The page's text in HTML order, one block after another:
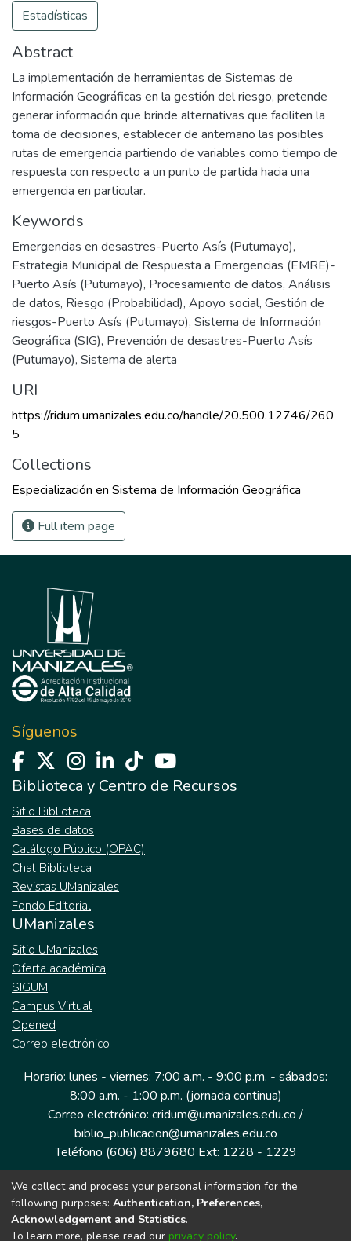
Estadísticas
Abstract
La implementación de herramientas de Sistemas de
Información Geográficas en la gestión del riesgo, pretende
generar información que brinde alternativas que faciliten la
toma de decisiones, establecer de antemano las posibles
rutas de emergencia partiendo de variables como tiempo de
respuesta con respecto a un punto de partida hacia una
emergencia en particular.
Keywords
Emergencias en desastres-Puerto Asís (Putumayo),
Estrategia Municipal de Respuesta a Emergencias (EMRE)-
Puerto Asís (Putumayo), Procesamiento de datos, Análisis
de datos, Riesgo (Probabilidad), Apoyo social, Gestión de
riesgos-Puerto Asís (Putumayo), Sistema de Información
Geográfica (SIG), Prevención de desastres-Puerto Asís
(Putumayo), Sistema de alerta
URI
https://ridum.umanizales.edu.co/handle/20.500.12746/260
5
Collections
Especialización en Sistema de Información Geográfica
Full item page
Síguenos
Biblioteca y Centro de Recursos
Sitio Biblioteca
Bases de datos
Catálogo Público (OPAC)
Chat Biblioteca
Revistas UManizales
Fondo Editorial
UManizales
Sitio UManizales
Oferta académica
SIGUM
Campus Virtual
Opened
Correo electrónico
Horario: lunes - viernes: 7:00 a.m. - 9:00 p.m. - sábados:
8:00 a.m. - 1:00 p.m. (jornada continua)
Correo electrónico: cridum@umanizales.edu.co /
biblio_publicacion@umanizales.edu.co
Teléfono (606) 8879680 Ext: 1228 - 1229
Dirección: Cra 9 a # 19-03 Edificio histórico, piso 1
Manizales, Caldas
Colombia.
We collect and process your personal information for the
following purposes: Authentication, Preferences,
Acknowledgement and Statistics.
To learn more, please read our privacy policy.